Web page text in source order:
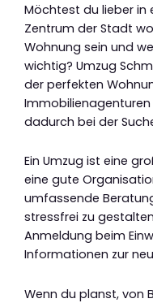
Möchtest du lieber in
Zentrum der Stadt
Wohnung sein und
wichtig? Umzug
der perfekten
dadurch bei der
Ein Umzug ist eine
eine gute
umfassende
stressfrei zu
Anmeldung beim
Informationen zur
Wenn du planst, von